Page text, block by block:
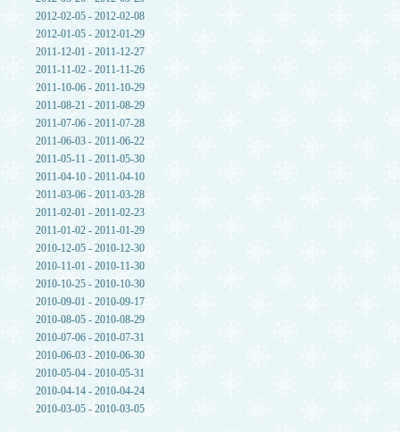
2012-02-05 - 2012-02-08
2012-01-05 - 2012-01-29
2011-12-01 - 2011-12-27
2011-11-02 - 2011-11-26
2011-10-06 - 2011-10-29
2011-08-21 - 2011-08-29
2011-07-06 - 2011-07-28
2011-06-03 - 2011-06-22
2011-05-11 - 2011-05-30
2011-04-10 - 2011-04-10
2011-03-06 - 2011-03-28
2011-02-01 - 2011-02-23
2011-01-02 - 2011-01-29
2010-12-05 - 2010-12-30
2010-11-01 - 2010-11-30
2010-10-25 - 2010-10-30
2010-09-01 - 2010-09-17
2010-08-05 - 2010-08-29
2010-07-06 - 2010-07-31
2010-06-03 - 2010-06-30
2010-05-04 - 2010-05-31
2010-04-14 - 2010-04-24
2010-03-05 - 2010-03-05